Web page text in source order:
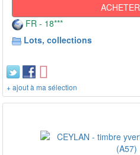
ACHETER
FR - 18***
Lots, collections
+ ajout à ma sélection